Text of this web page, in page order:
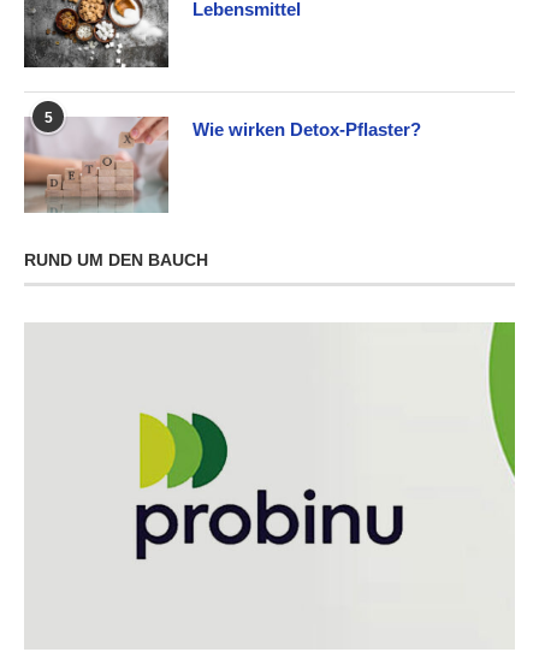
Lebensmittel
5
Wie wirken Detox-Pflaster?
RUND UM DEN BAUCH